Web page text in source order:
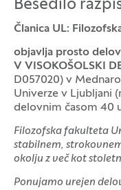
Besedilo
Članica UL:
objavlja prosto
V VISOKOŠOLSKI
D057020) v
Univerze v Ljubljani
delovnim časom 40
Filozofska fakulteta
stabilnem,
okolju z več kot
Ponujamo urejen